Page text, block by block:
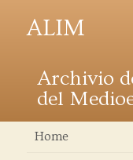
ALIM
Archivio
del
Home